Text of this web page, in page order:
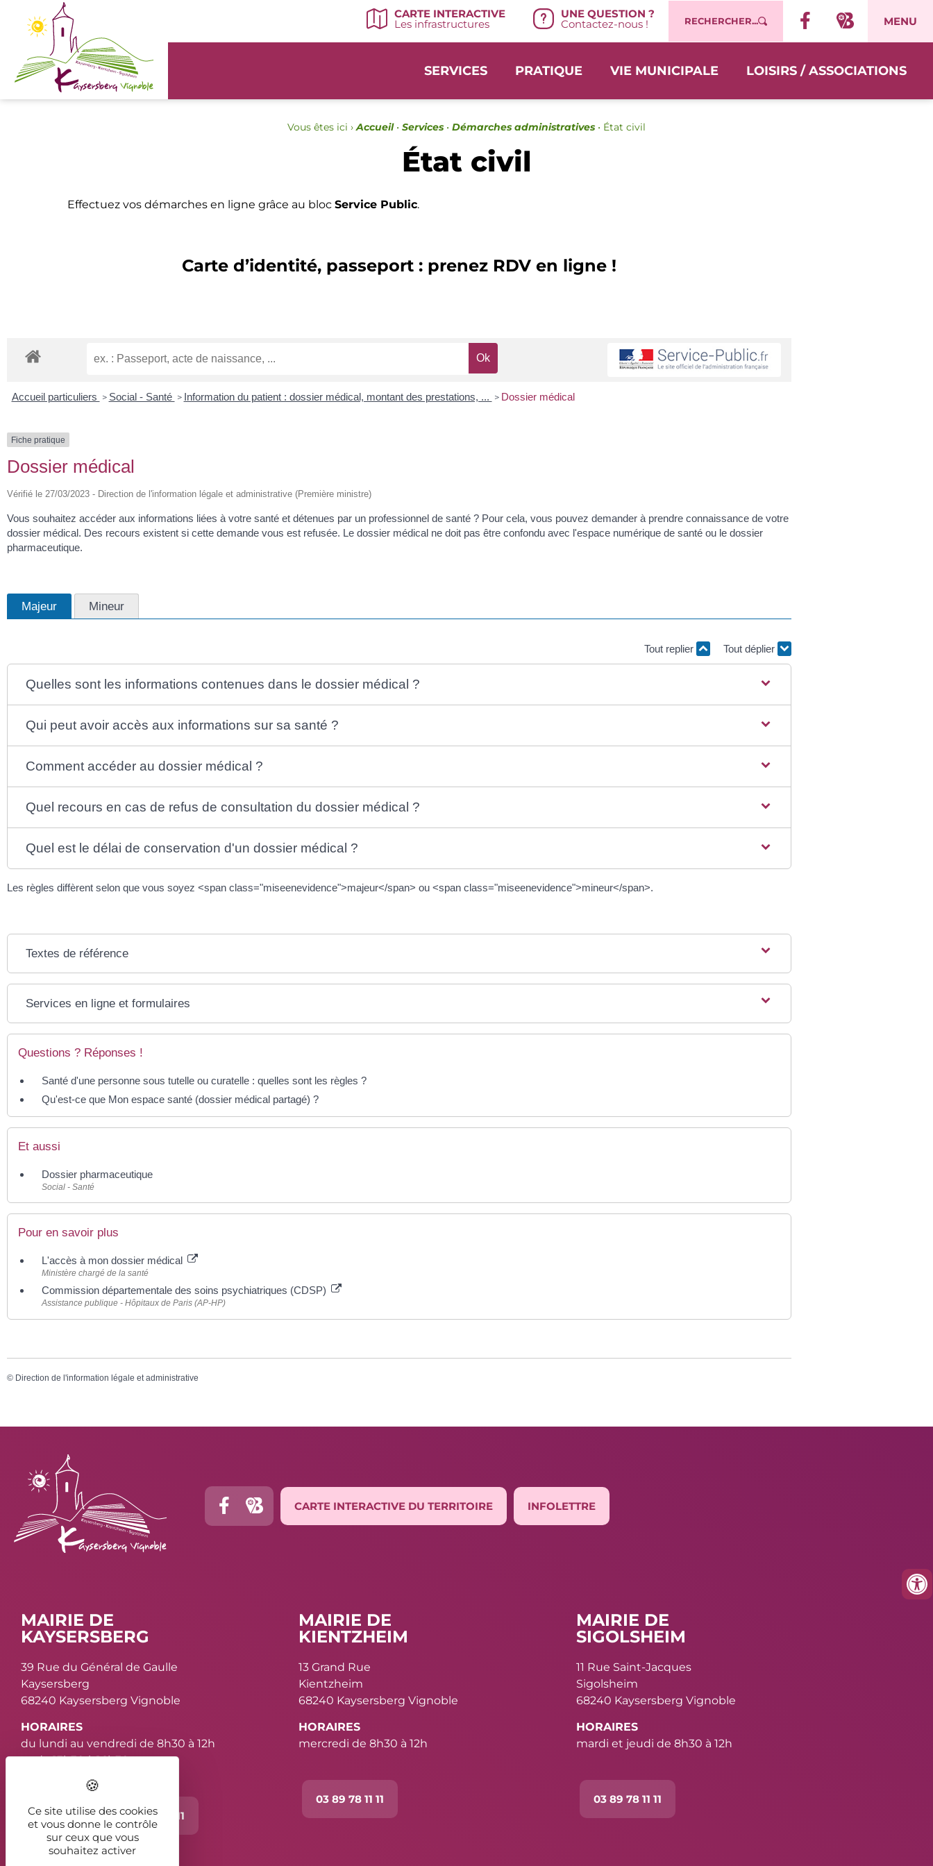
CARTE INTERACTIVE
Les infrastructures
UNE QUESTION ?
Contactez-nous ! RECHERCHER... MENU
SERVICES PRATIQUE VIE MUNICIPALE LOISIRS / ASSOCIATIONS
Vous êtes ici › Accueil• Services • Démarches administratives • État civil
État civil
Effectuez vos démarches en ligne grâce au bloc Service Public.
Carte d’identité, passeport : prenez RDV en ligne !
Accueil particuliers > Social - Santé > Information du patient : dossier médical, montant des prestations, ... > Dossier médical
Fiche pratique
Dossier médical
Vérifié le 27/03/2023 - Direction de l'information légale et administrative (Première ministre)
Vous souhaitez accéder aux informations liées à votre santé et détenues par un professionnel de santé ? Pour cela, vous pouvez demander à prendre connaissance de votre
dossier médical. Des recours existent si cette demande vous est refusée. Le dossier médical ne doit pas être confondu avec l'espace numérique de santé ou le dossier
pharmaceutique.
Majeur Mineur
Tout replier Tout déplier
Quelles sont les informations contenues dans le dossier médical ?
Qui peut avoir accès aux informations sur sa santé ?
Comment accéder au dossier médical ?
Quel recours en cas de refus de consultation du dossier médical ?
Quel est le délai de conservation d'un dossier médical ?
Les règles diffèrent selon que vous soyez <span class="miseenevidence">majeur</span> ou <span class="miseenevidence">mineur</span>.
Textes de référence
Services en ligne et formulaires
Questions ? Réponses !
Santé d'une personne sous tutelle ou curatelle : quelles sont les règles ?
Qu'est-ce que Mon espace santé (dossier médical partagé) ?
Et aussi
Dossier pharmaceutique
Social - Santé
Pour en savoir plus
L'accès à mon dossier médical
Ministère chargé de la santé
Commission départementale des soins psychiatriques (CDSP)
Assistance publique - Hôpitaux de Paris (AP-HP)
© Direction de l'information légale et administrative
CARTE INTERACTIVE DU TERRITOIRE INFOLETTRE
MAIRIE DE
KAYSERSBERG
39 Rue du Général de Gaulle
Kaysersberg
68240 Kaysersberg Vignoble
HORAIRES
du lundi au vendredi de 8h30 à 12h
et de 13h30 à 16h30
Contact 03 89 78 11 11
MAIRIE DE
KIENTZHEIM
13 Grand Rue
Kientzheim
68240 Kaysersberg Vignoble
HORAIRES
mercredi de 8h30 à 12h
03 89 78 11 11
MAIRIE DE
SIGOLSHEIM
11 Rue Saint-Jacques
Sigolsheim
68240 Kaysersberg Vignoble
HORAIRES
mardi et jeudi de 8h30 à 12h
03 89 78 11 11
Panneau de gestion des cookies
Ce site utilise des cookies
et vous donne le contrôle
sur ceux que vous
souhaitez activer